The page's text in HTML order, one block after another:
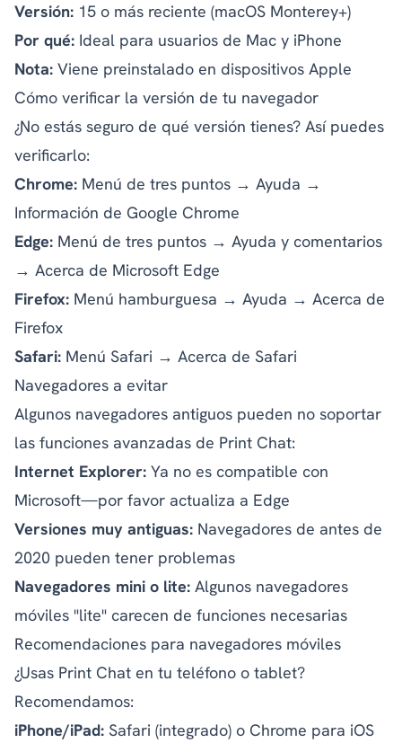
Versión: 15 o más reciente (macOS Monterey+)
Por qué: Ideal para usuarios de Mac y iPhone
Nota: Viene preinstalado en dispositivos Apple
Cómo verificar la versión de tu navegador
¿No estás seguro de qué versión tienes? Así puedes
verificarlo:
Chrome: Menú de tres puntos → Ayuda →
Información de Google Chrome
Edge: Menú de tres puntos → Ayuda y comentarios
→ Acerca de Microsoft Edge
Firefox: Menú hamburguesa → Ayuda → Acerca de
Firefox
Safari: Menú Safari → Acerca de Safari
Navegadores a evitar
Algunos navegadores antiguos pueden no soportar
las funciones avanzadas de Print Chat:
Internet Explorer: Ya no es compatible con
Microsoft—por favor actualiza a Edge
Versiones muy antiguas: Navegadores de antes de
2020 pueden tener problemas
Navegadores mini o lite: Algunos navegadores
móviles "lite" carecen de funciones necesarias
Recomendaciones para navegadores móviles
¿Usas Print Chat en tu teléfono o tablet?
Recomendamos:
iPhone/iPad: Safari (integrado) o Chrome para iOS